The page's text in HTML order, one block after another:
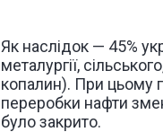
Як наслідок — 45%
металургії,
копалин). При цьому
переробки нафти
було закрито.